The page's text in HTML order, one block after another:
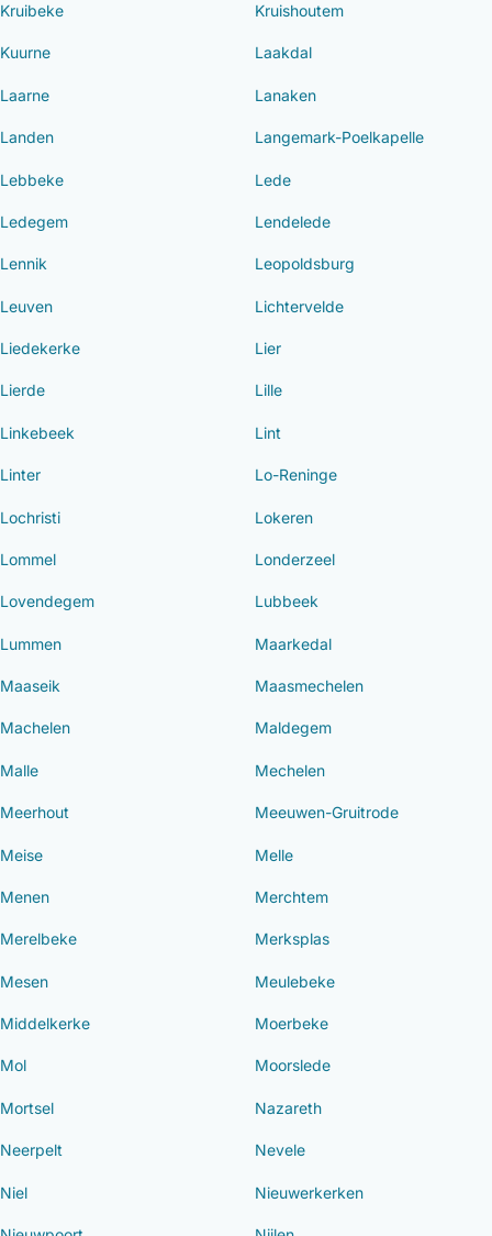
Kruibeke Kruishoutem
Kuurne Laakdal
Laarne Lanaken
Landen Langemark-Poelkapelle
Lebbeke Lede
Ledegem Lendelede
Lennik Leopoldsburg
Leuven Lichtervelde
Liedekerke Lier
Lierde Lille
Linkebeek Lint
Linter Lo-Reninge
Lochristi Lokeren
Lommel Londerzeel
Lovendegem Lubbeek
Lummen Maarkedal
Maaseik Maasmechelen
Machelen Maldegem
Malle Mechelen
Meerhout Meeuwen-Gruitrode
Meise Melle
Menen Merchtem
Merelbeke Merksplas
Mesen Meulebeke
Middelkerke Moerbeke
Mol Moorslede
Mortsel Nazareth
Neerpelt Nevele
Niel Nieuwerkerken